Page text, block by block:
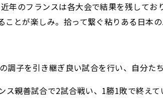
年のフランスは各大会で結果を残してお
とが楽しみ。拾って繋ぐ粘りある日本の
子を引き継ぎ良い試合を行い、自分た
親善試合で2試合戦い、1勝1敗で終えて